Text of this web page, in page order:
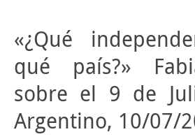
«¿Qué
qué país?»
sobre el 9 de
Argentino, 10/07/